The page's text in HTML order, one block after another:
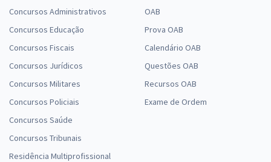
Concursos Administrativos
Concursos Educação
Concursos Fiscais
Concursos Jurídicos
Concursos Militares
Concursos Policiais
Concursos Saúde
Concursos Tribunais
Residência Multiprofissional
OAB
Prova OAB
Calendário OAB
Questões OAB
Recursos OAB
Exame de Ordem